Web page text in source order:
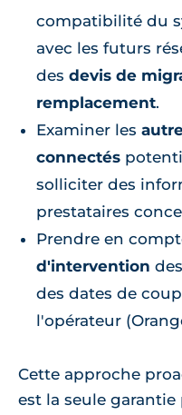
compatibilité du
avec les futurs
des devis de
remplacement.
Examiner les
connectés
solliciter des
prestataires
Prendre en
d'intervention
des dates de
l'opérateur
Cette approche
est la seule